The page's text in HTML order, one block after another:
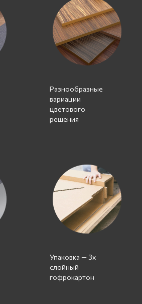
Разнообразные
вариации
цветового
решения
Упаковка — 3х
слойный
гофрокартон